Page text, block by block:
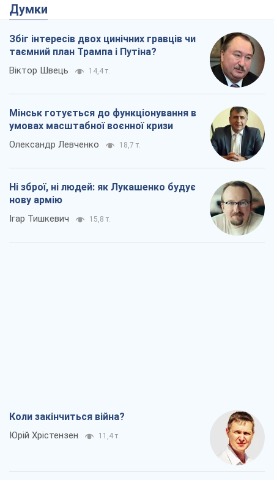
Думки
Збіг інтересів двох цинічних гравців чи
таємний план Трампа і Путіна?
Віктор Швець 14,4 т.
Мінськ готується до функціонування в
умовах масштабної воєнної кризи
Олександр Левченко 18,7 т.
Ні зброї, ні людей: як Лукашенко будує
нову армію
Ігар Тишкевич 15,8 т.
Коли закінчиться війна?
Юрій Хрістензен 11,4 т.